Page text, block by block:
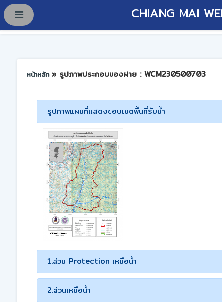
CHIANG MAI
หน้าหลัก » รูปภาพประกอบของฝาย : WCM230500703
รูปภาพแผนที่แสดงขอบเขตพื้นที่รับน้ำ
1.ส่วน Protection เหนือน้ำ
2.ส่วนเหนือน้ำ